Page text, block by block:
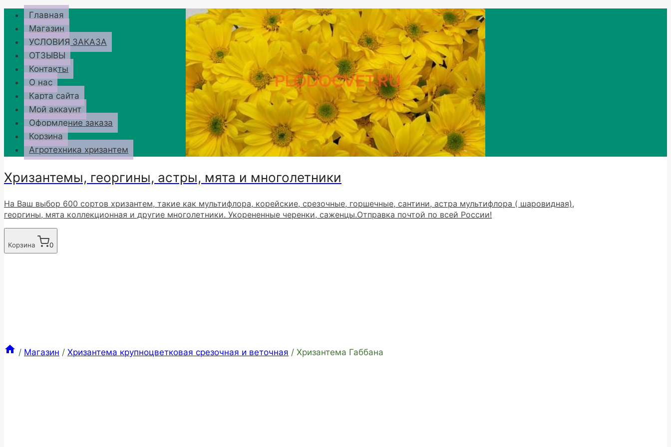
Перейти
содержимому
Главная
Магазин
УСЛОВИЯ ЗАКАЗА
ОТЗЫВЫ
Контакты
О нас
Карта сайта
Мой аккаунт
Оформление заказа
Корзина
Агротехника хризантем
Хризантемы, георгины, астры, мята и многолетники
На Ваш выбор 600 сортов хризантем, такие как мультифлора, корейские, срезочные, горшечные, сантини, астра мультифлора ( шаровидная),
георгины, мята коллекционная и другие многолетники. Укорененные черенки, саженцы.Отправка почтой по всей России!
Корзина 0
/ Магазин / Хризантема крупноцветковая срезочная и веточная / Хризантема Габбана